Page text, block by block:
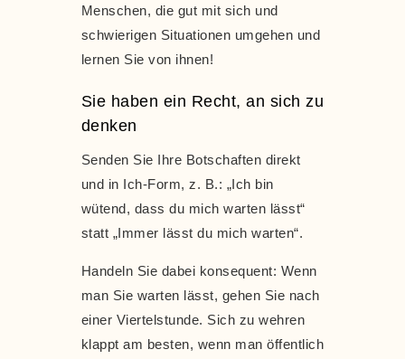
Menschen, die gut mit sich und
schwierigen Situationen umgehen und
lernen Sie von ihnen!
Sie haben ein Recht, an sich zu
denken
Senden Sie Ihre Botschaften direkt
und in Ich-Form, z. B.: „Ich bin
wütend, dass du mich warten lässt“
statt „Immer lässt du mich warten“.
Handeln Sie dabei konsequent: Wenn
man Sie warten lässt, gehen Sie nach
einer Viertelstunde. Sich zu wehren
klappt am besten, wenn man öffentlich